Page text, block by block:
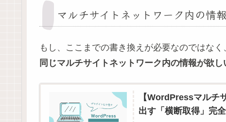
マルチサイトネットワーク内の情
もし、ここまでの書き換えが必要なのではなく
同じマルチサイトネットワーク内の情報が欲し
【WordPressマルチ
出す「横断取得」完